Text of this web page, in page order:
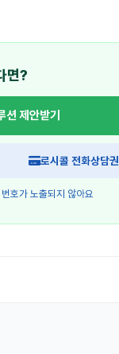
면?
션 제안받기
로시콜 전화상담권
호가 노출되지 않아요